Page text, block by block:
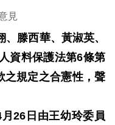
見
滕西華、黃淑英、
資料保護法第6條第
之規定之合憲性，聲
月26 日由王幼玲委員